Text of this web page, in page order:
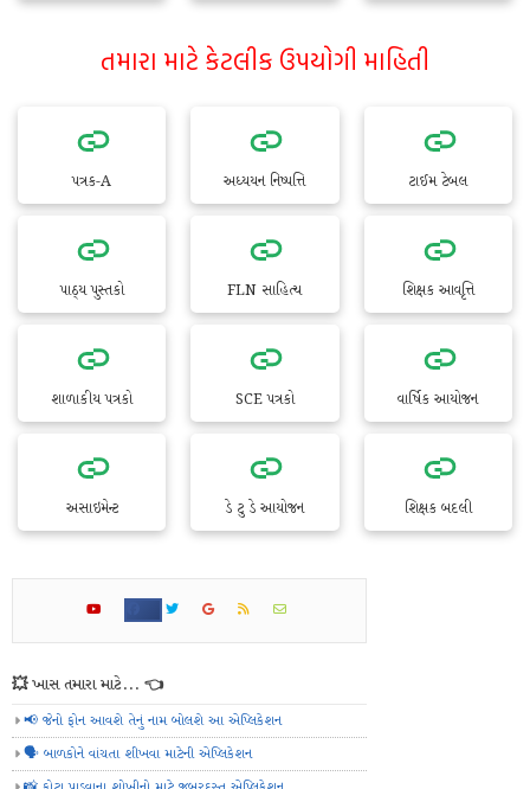
તમારા માટે કેટલીક ઉપયોગી માહિતી
પત્રક-A અધ્યયન નિષ્પત્તિ ટાઈમ ટેબલ
પાઠ્ય પુસ્તકો FLN સાહિત્ય શિક્ષક આવૃત્તિ
શાળાકીય પત્રકો SCE પત્રકો વાર્ષિક આયોજન
અસાઇમેન્ટ ડે ટુ ડે આયોજન શિક્ષક બદલી
💥 ખાસ તમારા માટે... 👈
📢 જેનો ફોન આવશે તેનું નામ બોલશે આ એપ્લિકેશન
🗣️ બાળકોને વાંચતા શીખવા માટેની એપ્લિકેશન